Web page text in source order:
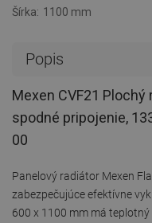
Šírka: 1100 mm
Popis
Mexen CVF21
spodné pripojenie,
00
Panelový radiátor Mexen
zabezpečujúce efektívne
600 x 1100 mm má